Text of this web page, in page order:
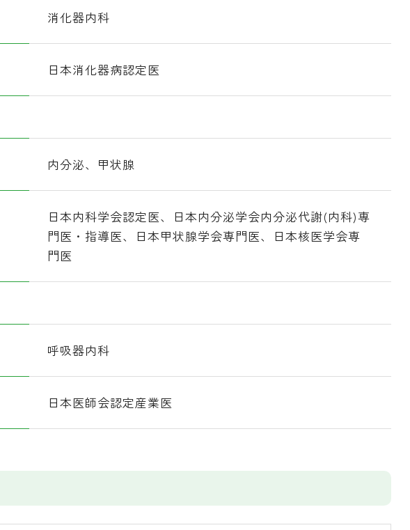
消化器内科
日本消化器病認定医
内分泌、甲状腺
日本内科学会認定医、日本内分泌学会内分泌代謝(内科)専
門医・指導医、日本甲状腺学会専門医、日本核医学会専
門医
呼吸器内科
日本医師会認定産業医